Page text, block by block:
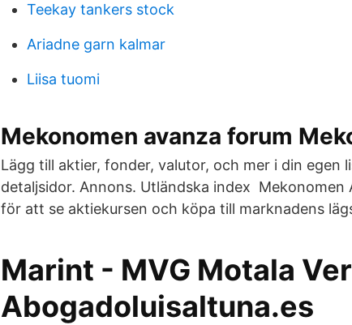
Teekay tankers stock
Ariadne garn kalmar
Liisa tuomi
Mekonomen avanza forum
Lägg till aktier, fonder, valutor, och mer i din egen
detaljsidor. Annons. Utländska index
för att se aktiekursen och köpa till marknadens
Marint - MVG Motala
Abogadoluisaltuna.es